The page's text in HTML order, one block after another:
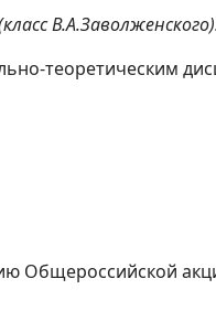
теоретическим
Общероссийской